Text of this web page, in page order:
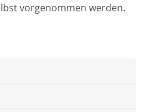
vorgenommen werden.